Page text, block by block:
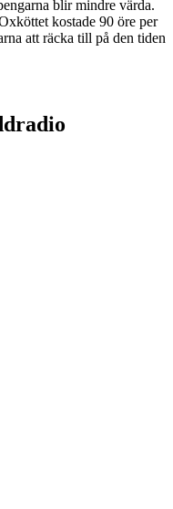
blir mindre värda.
kostade 90 öre per
att räcka till på den tiden